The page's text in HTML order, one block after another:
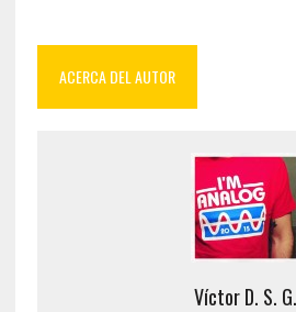
ACERCA DEL AUTOR
Víctor D. S. G.